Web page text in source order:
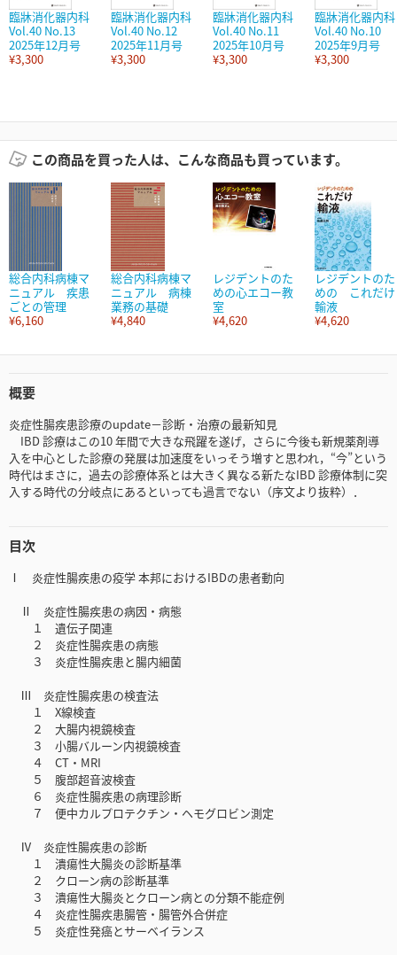
臨牀消化器内科
Vol.40 No.13
2025年12月号
¥3,300
臨牀消化器内科
Vol.40 No.12
2025年11月号
¥3,300
臨牀消化器内科
Vol.40 No.11
2025年10月号
¥3,300
臨牀消化器内科
Vol.40 No.10
2025年9月号
¥3,300
この商品を買った人は、こんな商品も買っています。
総合内科病棟マ
ニュアル 疾患
ごとの管理
¥6,160
総合内科病棟マ
ニュアル 病棟
業務の基礎
¥4,840
レジデントのた
めの心エコー教
室
¥4,620
レジデントのた
めの これだけ
輸液
¥4,620
概要
炎症性腸疾患診療のupdate－診断・治療の最新知見
IBD 診療はこの10 年間で大きな飛躍を遂げ，さらに今後も新規薬剤導
入を中心とした診療の発展は加速度をいっそう増すと思われ，“今”という
時代はまさに，過去の診療体系とは大きく異なる新たなIBD 診療体制に突
入する時代の分岐点にあるといっても過言でない（序文より抜粋）．
目次
Ⅰ 炎症性腸疾患の疫学 本邦におけるIBDの患者動向
Ⅱ 炎症性腸疾患の病因・病態
１ 遺伝子関連
２ 炎症性腸疾患の病態
３ 炎症性腸疾患と腸内細菌
Ⅲ 炎症性腸疾患の検査法
１ X線検査
２ 大腸内視鏡検査
３ 小腸バルーン内視鏡検査
４ CT・MRI
５ 腹部超音波検査
６ 炎症性腸疾患の病理診断
７ 便中カルプロテクチン・ヘモグロビン測定
Ⅳ 炎症性腸疾患の診断
１ 潰瘍性大腸炎の診断基準
２ クローン病の診断基準
３ 潰瘍性大腸炎とクローン病との分類不能症例
４ 炎症性腸疾患腸管・腸管外合併症
５ 炎症性発癌とサーベイランス